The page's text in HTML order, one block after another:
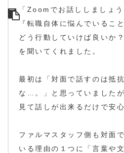
「Zoomでお話ししましょ
『転職自体に悩んでいるこ
どう行動していけば良いか
を聞いてくれました。
最初は「対面で話すのは抵
な…。」と思っていました
見て話しが出来るだけで安
ファルマスタッフ側も対面
いる理由の１つに「言葉や